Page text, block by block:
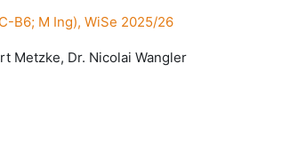
B6; M Ing), WiSe 2025/26
Metzke, Dr. Nicolai Wangler